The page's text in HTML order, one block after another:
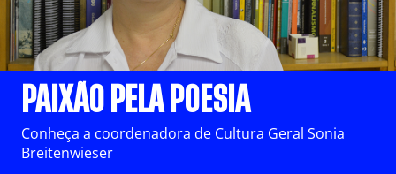
PAIXÃO PELA POESIA
Conheça a coordenadora de Cultura Geral Sonia
Breitenwieser